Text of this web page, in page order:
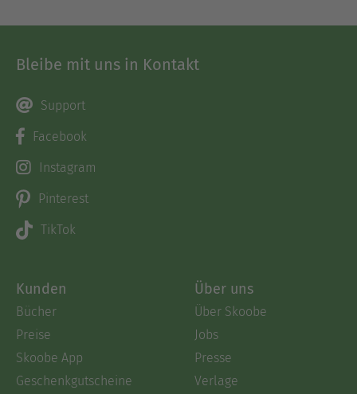
Bleibe mit uns in Kontakt
Support
Facebook
Instagram
Pinterest
TikTok
Kunden
Bücher
Preise
Skoobe App
Geschenkgutscheine
Über uns
Über Skoobe
Jobs
Presse
Verlage